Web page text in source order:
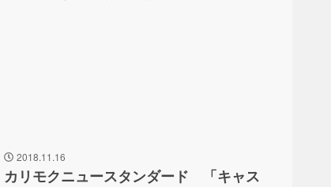
2018.11.16
カリモクニュースタンダード 「キャス